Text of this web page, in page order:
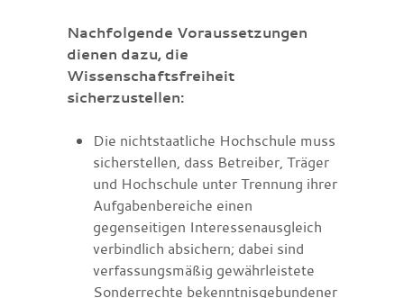
Nachfolgende Voraussetzungen
dienen dazu, die
Wissenschaftsfreiheit
sicherzustellen:
Die nichtstaatliche Hochschule muss
sicherstellen, dass Betreiber, Träger
und Hochschule unter Trennung ihrer
Aufgabenbereiche einen
gegenseitigen Interessenausgleich
verbindlich absichern; dabei sind
verfassungsmäßig gewährleistete
Sonderrechte bekenntnisgebundener